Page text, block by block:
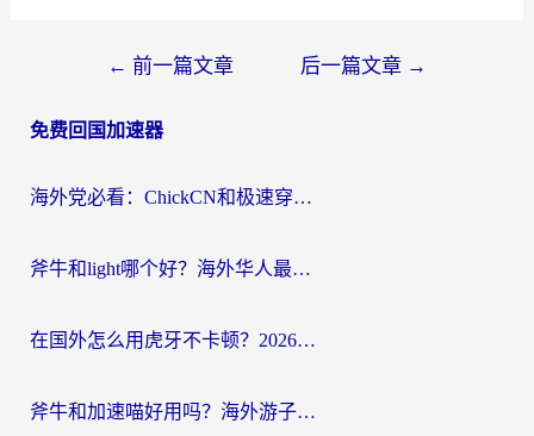
导
← 前一篇文章 后一篇文章 →
免费回国加速器
海外党必看：ChickCN和极速穿梭VPN好用吗？3招教你选对回国加速器无缝刷国内资源
斧牛和light哪个好？海外华人最关心的回国加速器选择难题，一篇讲透
在国外怎么用虎牙不卡顿？2026海外华人亲测有效的回国加速器选择指南
斧牛和加速喵好用吗？海外游子的真实选择困境